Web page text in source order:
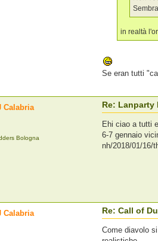
in realtà
Se eran tutti
Calabria
Bologna
Re: Lanparty
Ehi ciao a tutti
6-7 gennaio
nh/2018/01/16/
Calabria Re: Call of
Come diavolo